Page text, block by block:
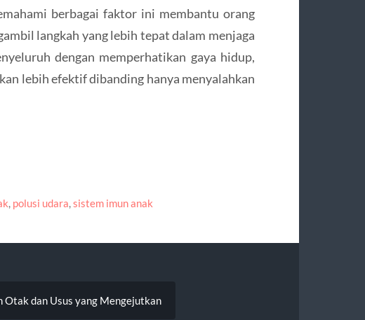
berbagai faktor ini membantu orang
langkah yang lebih tepat dalam menjaga
dengan memperhatikan gaya hidup,
lebih efektif dibanding hanya menyalahkan
, polusi udara,sistem imun anak
dan Usus yang Mengejutkan